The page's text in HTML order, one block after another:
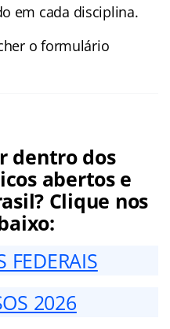
em cada disciplina.
o formulário
dentro dos
abertos e
Clique nos
FEDERAIS
2026